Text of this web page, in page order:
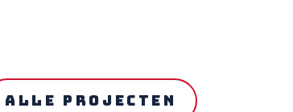
ALLE PROJECTEN